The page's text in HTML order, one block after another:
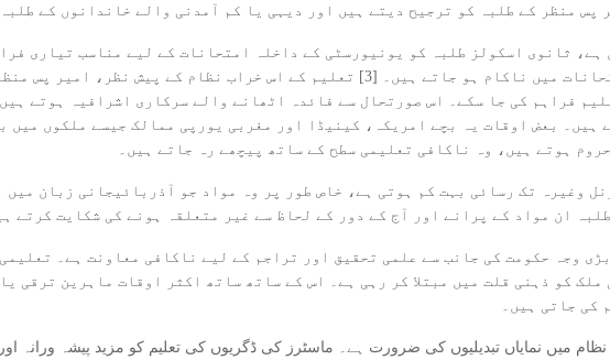
پس منظر کے طلبہ کو ترجیح دیتے ہیں اور دیہی یا کم آمدنی والے خاندانوں کے طلبہ
ثانوی اسکولز طلبہ کو یونیورسٹی کے داخلہ امتحانات کے لیے مناسب تیاری
طلبہ کمزور کارکردگی کی وجہ سے ان امتحانات میں ناکام ہو جاتے ہیں۔ [3] تعلیم کے اس
فراہم کی جا سکے۔ اس صورتحال سے فائدہ اٹھانے والے سرکاری اشرافیہ ہوتے
ہیں۔ بعض اوقات یہ بچے امریکہ، کینیڈا اور مغربی یورپی ممالک جیسے ملکوں میں
ہوتے ہیں، وہ ناکافی تعلیمی سطح کے ساتھ پیچھے رہ جاتے ہیں۔
وغیرہ تک رسائی بہت کم ہوتی ہے، خاص طور پر وہ مواد جو آذربائیجانی زبان میں
ان مواد کے پرانے اور آج کے دور کے لحاظ سے غیر متعلقہ ہونے کی شکایت کرتے
وجہ حکومت کی جانب سے علمی تحقیق اور تراجم کے لیے ناکافی معاونت ہے۔
کو ذہنی قلت میں مبتلا کر رہی ہے۔ اس کے ساتھ ساتھ اکثر اوقات ماہرین ترقی
کی جاتی ہیں۔
نظام میں نمایاں تبدیلیوں کی ضرورت ہے۔ ماسٹرز کی ڈگریوں کی تعلیم کو مزید پیشہ